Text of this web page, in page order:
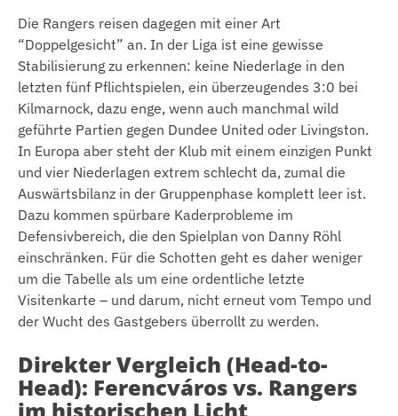
Die Rangers reisen dagegen mit einer Art
“Doppelgesicht” an. In der Liga ist eine gewisse
Stabilisierung zu erkennen: keine Niederlage in den
letzten fünf Pflichtspielen, ein überzeugendes 3:0 bei
Kilmarnock, dazu enge, wenn auch manchmal wild
geführte Partien gegen Dundee United oder Livingston.
In Europa aber steht der Klub mit einem einzigen Punkt
und vier Niederlagen extrem schlecht da, zumal die
Auswärtsbilanz in der Gruppenphase komplett leer ist.
Dazu kommen spürbare Kaderprobleme im
Defensivbereich, die den Spielplan von Danny Röhl
einschränken. Für die Schotten geht es daher weniger
um die Tabelle als um eine ordentliche letzte
Visitenkarte – und darum, nicht erneut vom Tempo und
der Wucht des Gastgebers überrollt zu werden.
Direkter Vergleich (Head-to-
Head): Ferencváros vs. Rangers